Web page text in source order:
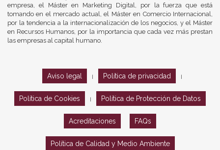
empresa, el Máster en Marketing Digital, por la fuerza que está
tomando en el mercado actual, el Máster en Comercio Internacional,
por la tendencia a la internacionalización de los negocios, y el Máster
en Recursos Humanos, por la importancia que cada vez más prestan
las empresas al capital humano.
Aviso legal Política de privacidad
Política de Cookies Política de Protección de Datos
Acreditaciones FAQs
Política de Calidad y Medio Ambiente